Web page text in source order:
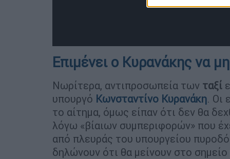
Επιμένει ο Κυρανάκης να
Νωρίτερα, αντιπροσωπεία των ταξί
υπουργό Κωνσταντίνο Κυρανάκη. Οι
το αίτημα, όμως είπαν ότι δεν θα
λόγω «βίαιων συμπεριφορών» που
από πλευράς του υπουργείου
δηλώνουν ότι θα μείνουν στο